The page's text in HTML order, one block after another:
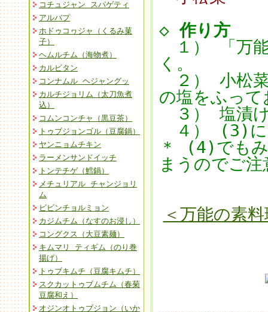
コチュジャン スパゲティ
アルバプ
ホドゥコヮジャ（くるみ菓
子）
ヘムルチム（海物煮）
カルビタン
コンナムル ヘジャングッ
カルチジョリム（太刀魚煮
込）
コムンコンチャ（黒豆茶）
トゥブジョンゴル（豆腐鍋）
ヤンニョムチキン
ラーメンサンドイッチ
トンテチゲ（鱈鍋）
メチュリアル チャンジョリ
ム
ビビンチョルミョン
カジムチム（なすのお浸し）
コングクス（大豆素麺）
キムマリ ティギム（のり巻
揚げ）
トゥブキムチ（豆腐キムチ）
スクカットゥブムチム（春菊
豆腐和え）
オジンオトゥブジョン（いか
◇作り方
１） 「万能
く。
２） 小松菜
の塩をふって
３） 塩漬け
４） (3)に
＊ (4)でもみ
まうのでご注
＜万能の素